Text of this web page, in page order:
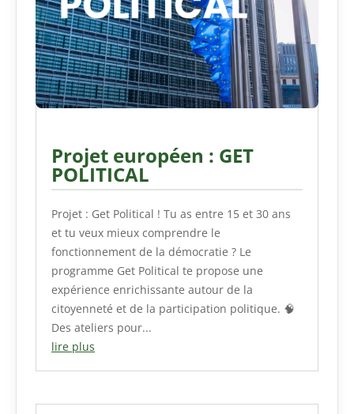
Projet européen : GET
POLITICAL
Projet : Get Political ! Tu as entre 15 et 30 ans
et tu veux mieux comprendre le
fonctionnement de la démocratie ? Le
programme Get Political te propose une
expérience enrichissante autour de la
citoyenneté et de la participation politique. 🧠
Des ateliers pour...
lire plus